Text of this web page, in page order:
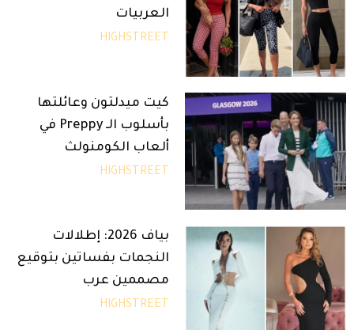
العربيات
HIGHSTREET
كيت ميدلتون وعائلتها
بأسلوب الـ Preppy في
ألعاب الكومنولث
HIGHSTREET
بياف 2026: إطلالات
النجمات بفساتين بتوقيع
مصممين عرب
HIGHSTREET